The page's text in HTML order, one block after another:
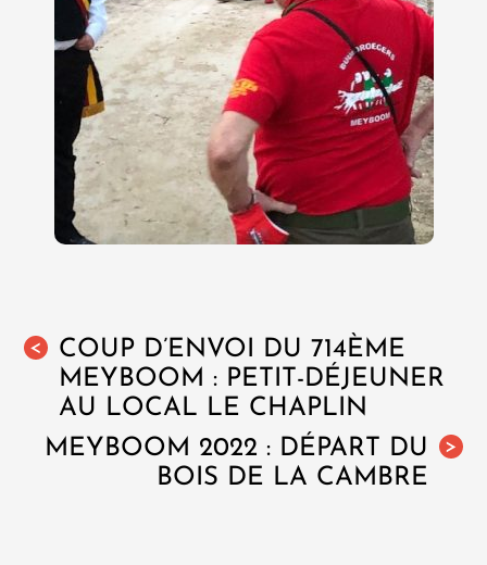
<
COUP D’ENVOI DU 714ÈME
MEYBOOM : PETIT-DÉJEUNER
AU LOCAL LE CHAPLIN
>
MEYBOOM 2022 : DÉPART DU
BOIS DE LA CAMBRE